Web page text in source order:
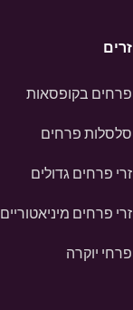
זרים
פרחים בקופסאות
סלסלות פרחים
זרי פרחים גדולים
זרי פרחים מיניאטוריים
פרחי יוקרה